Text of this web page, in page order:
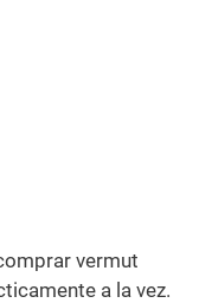
vermut
a la vez.